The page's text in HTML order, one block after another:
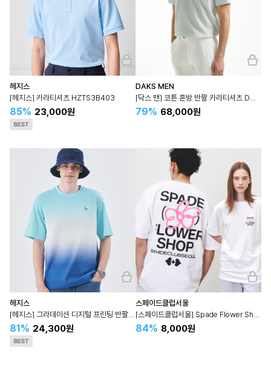
헤지스
[헤지스] 카라티셔츠 HZTS3B403
85% 23,000원
DAKS MEN
[닥스 맨] 코튼 혼방 반팔 카라티셔츠 DMTS4BN78
79% 68,000원
헤지스
[헤지스] 그라데이션 디지털 프린팅 반팔 티셔츠 HZTS4B611
81% 24,300원
스페이드클럽서울
[스페이드클럽서울] Spade Flower Shop T-shirt - 스페이드 플라워샵 티셔츠 SETS3E507
84% 8,000원